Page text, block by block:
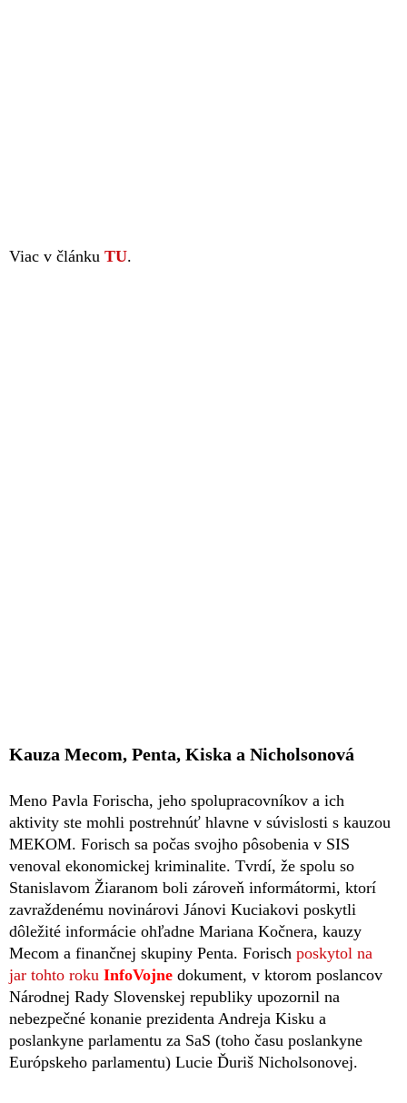
Viac v článku TU.
Kauza Mecom, Penta, Kiska a Nicholsonová
Meno Pavla Forischa, jeho spolupracovníkov a ich
aktivity ste mohli postrehnúť hlavne v súvislosti s kauzou
MEKOM. Forisch sa počas svojho pôsobenia v SIS
venoval ekonomickej kriminalite. Tvrdí, že spolu so
Stanislavom Žiaranom boli zároveň informátormi, ktorí
zavraždenému novinárovi Jánovi Kuciakovi poskytli
dôležité informácie ohľadne Mariana Kočnera, kauzy
Mecom a finančnej skupiny Penta. Forisch poskytol na
jar tohto roku InfoVojne dokument, v ktorom poslancov
Národnej Rady Slovenskej republiky upozornil na
nebezpečné konanie prezidenta Andreja Kisku a
poslankyne parlamentu za SaS (toho času poslankyne
Európskeho parlamentu) Lucie Ďuriš Nicholsonovej.